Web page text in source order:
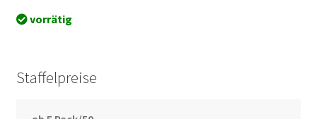
vorrätig
Staffelpreise